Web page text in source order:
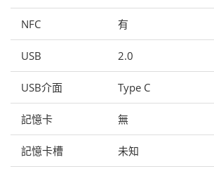
NFC 有
USB 2.0
USB介面 Type C
記憶卡 無
記憶卡槽 未知